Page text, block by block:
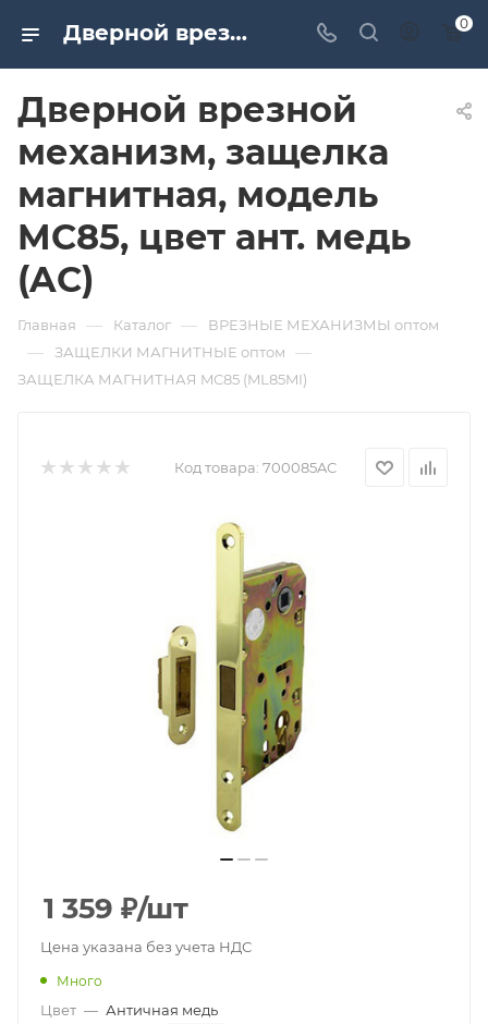
Дверной врезной механизм, защелка магнитная, модель MC85, цвет ант. медь (AC). Дверная и мебельная фурнитура САМИР-КИЛИТ | Оптовые поставки 0
Дверной врезной
механизм, защелка
магнитная, модель
MC85, цвет ант. медь
(AC)
Главная — Каталог — ВРЕЗНЫЕ МЕХАНИЗМЫ оптом
— ЗАЩЕЛКИ МАГНИТНЫЕ оптом —
ЗАЩЕЛКА МАГНИТНАЯ MC85 (ML85MI)
Код товара: 700085AC
1 359 ₽/шт
Цена указана без учета НДС
Много
Цвет — Античная медь